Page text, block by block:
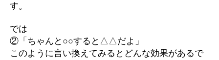
す。
では
②「ちゃんと○○すると△△だよ」
このように言い換えてみるとどんな効果があるで